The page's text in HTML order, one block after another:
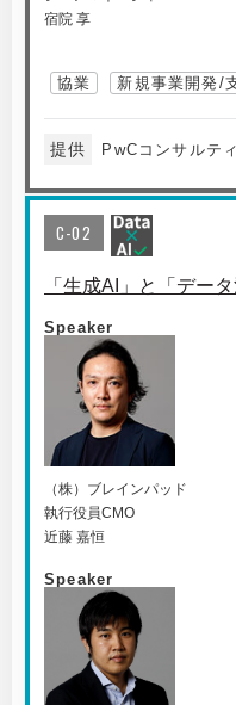
宿院 享
協業 新規事業開発/
提供 PwCコンサルテ
C-02
「生成AI」と「デー
Speaker
（株）ブレインパッド
執行役員CMO
近藤 嘉恒
Speaker